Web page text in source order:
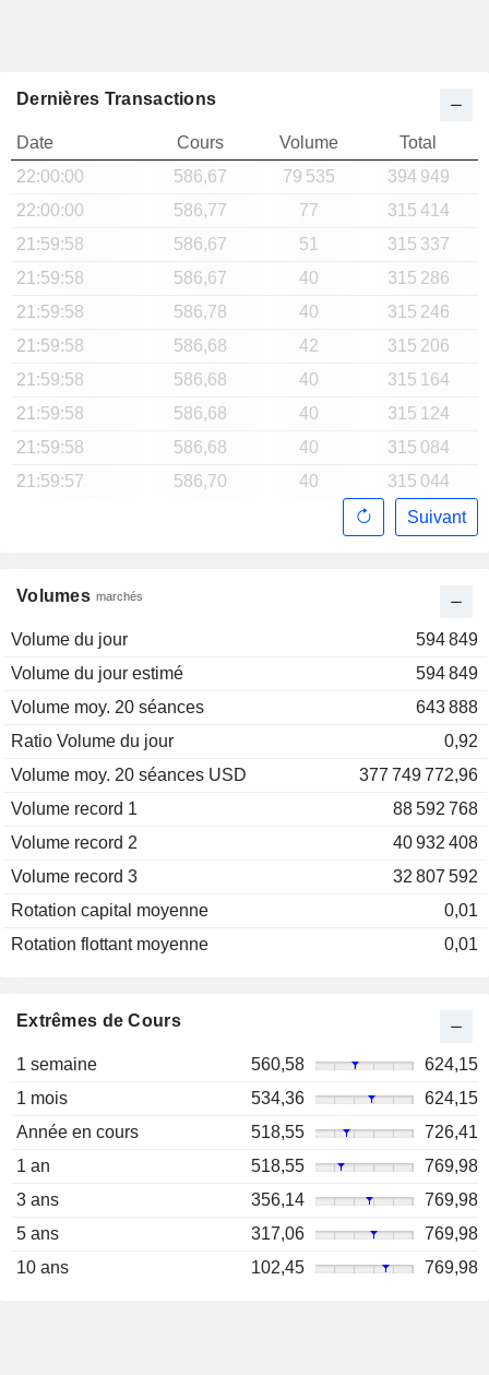
Volumes marchés
Volume du jour
594 849
Volume du jour estimé
594 849
Volume moy. 20 séances
643 888
Ratio Volume du jour
0,92
Volume moy. 20 séances USD
377 749 772,96
Volume record 1
88 592 768
Volume record 2
40 932 408
Volume record 3
32 807 592
Rotation capital moyenne
0,01
Rotation flottant moyenne
0,01
Dernières Transactions
Date Cours Volume
Total
22:00:00
586,67 79 535
394 949
22:00:00
586,77 77
315 414
21:59:58
586,67 51
315 337
21:59:58
586,67 40
315 286
21:59:58
586,78 40
315 246
21:59:58
586,68 42
315 206
21:59:58
586,68 40
315 164
21:59:58
586,68 40
315 124
21:59:58
586,68 40
315 084
21:59:57
586,70 40
315 044
Suivant
Extrêmes de Cours
1 semaine 560,58
624,15
1 mois
534,36
624,15
Année en cours
518,55
726,41
1 an
518,55
769,98
3 ans
356,14
769,98
5 ans
317,06
769,98
10 ans
102,45 769,98